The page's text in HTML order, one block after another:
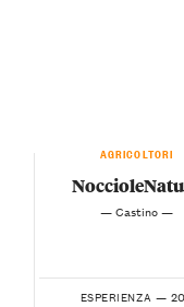
AGRICOLTORI
— Castino —
ESPERIENZA —